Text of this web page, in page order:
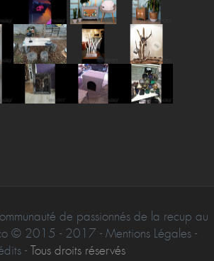
de passionnés de la recup au
© 2015 - 2017 - Mentions Légales -
- Tous droits réservés